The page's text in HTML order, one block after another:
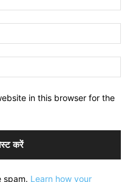
in this browser for the
spam. Learn how your